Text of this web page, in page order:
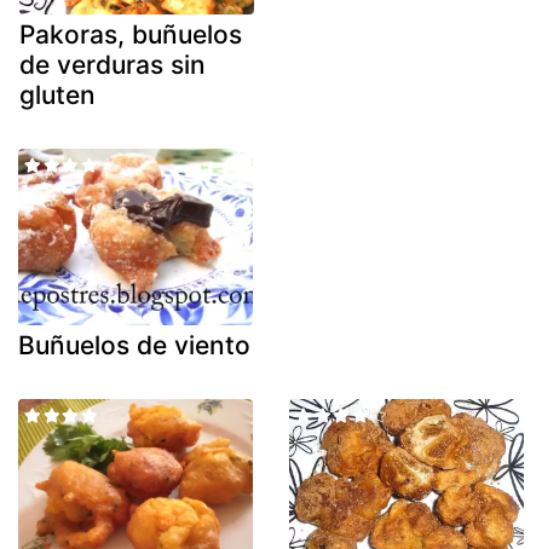
Pakoras, buñuelos
de verduras sin
gluten
Buñuelos de viento